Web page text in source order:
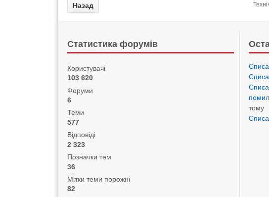
Статистика форумів
Користувачі
103 620
Форуми
6
Теми
577
Відповіді
2 323
Позначки тем
36
Мітки теми порожні
82
тому